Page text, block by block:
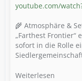
youtube.com/
🌾 Atmosphäre &
„Farthest Frontier“
sofort in die Rolle
Weiterlesen